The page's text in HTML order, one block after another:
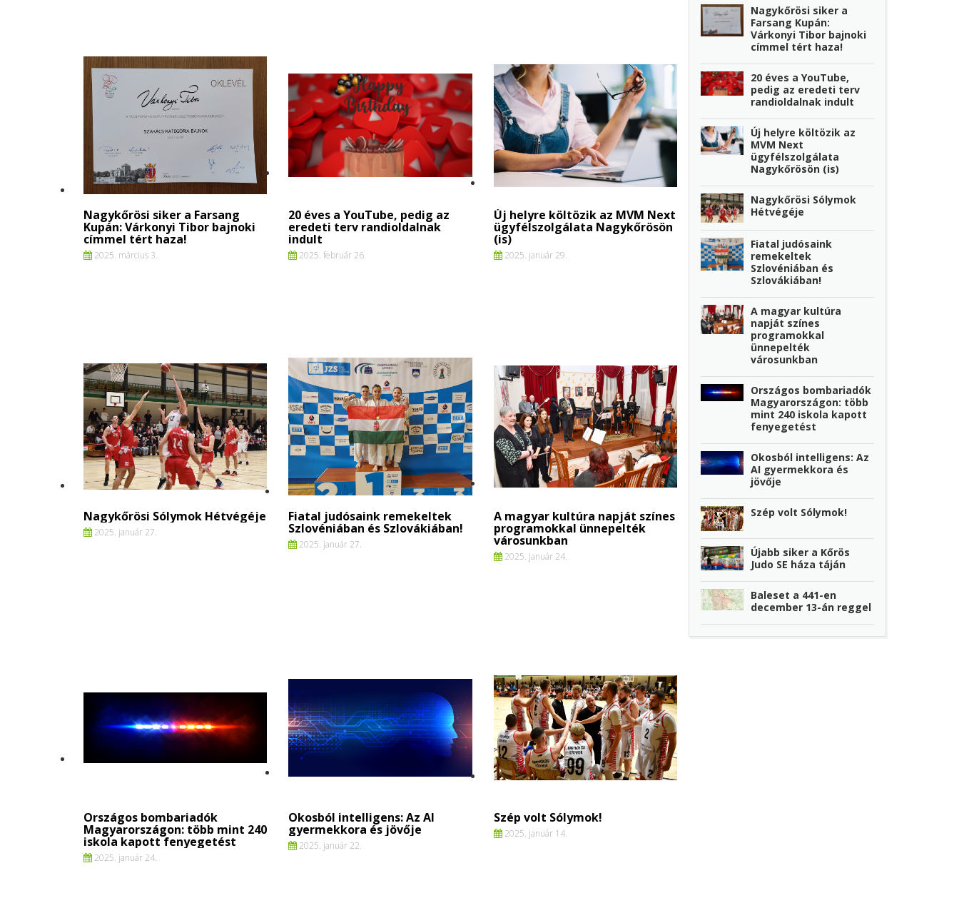
Nagykőrösi siker a Farsang
Kupán: Várkonyi Tibor bajnoki
címmel tért haza!
2025. március 3.
20 éves a YouTube, pedig az
eredeti terv randioldalnak
indult
2025. február 26.
Új helyre költözik az MVM Next
ügyfélszolgálata Nagykőrösön
(is)
2025. január 29.
Nagykőrösi Sólymok Hétvégéje
2025. január 27.
Fiatal judósaink remekeltek
Szlovéniában és Szlovákiában!
2025. január 27.
A magyar kultúra napját színes
programokkal ünnepelték
városunkban
2025. január 24.
Országos bombariadók
Magyarországon: több mint 240
iskola kapott fenyegetést
2025. január 24.
Okosból intelligens: Az AI
gyermekkora és jövője
2025. január 22.
Szép volt Sólymok!
2025. január 14.
Nagykőrösi siker a
Farsang Kupán:
Várkonyi Tibor bajnoki
címmel tért haza!
20 éves a YouTube,
pedig az eredeti terv
randioldalnak indult
Új helyre költözik az
MVM Next
ügyfélszolgálata
Nagykőrösön (is)
Nagykőrösi Sólymok
Hétvégéje
Fiatal judósaink
remekeltek
Szlovéniában és
Szlovákiában!
A magyar kultúra
napját színes
programokkal
ünnepelték
városunkban
Országos bombariadók
Magyarországon: több
mint 240 iskola kapott
fenyegetést
Okosból intelligens: Az
AI gyermekkora és
jövője
Szép volt Sólymok!
Újabb siker a Kőrös
Judo SE háza táján
Baleset a 441-en
december 13-án reggel